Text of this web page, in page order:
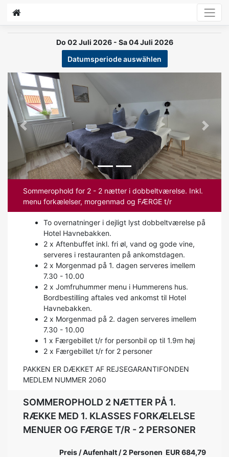
Do 02 Juli 2026 - Sa 04 Juli 2026
Datumsperiode auswählen
Previous Next
Sommerophold for 2 - 2 nætter i dobbeltværelse. Inkl.
menu forkælelser, morgenmad og FÆRGE t/r
To overnatninger i dejligt lyst dobbeltværelse på
Hotel Havnebakken.
2 x Aftenbuffet inkl. fri øl, vand og gode vine,
serveres i restauranten på ankomstdagen.
2 x Morgenmad på 1. dagen serveres imellem
7.30 - 10.00
2 x Jomfruhummer menu i Hummerens hus.
Bordbestilling aftales ved ankomst til Hotel
Havnebakken.
2 x Morgenmad på 2. dagen serveres imellem
7.30 - 10.00
1 x Færgebillet t/r for personbil op til 1.9m høj
2 x Færgebillet t/r for 2 personer
PAKKEN ER DÆKKET AF REJSEGARANTIFONDEN
MEDLEM NUMMER 2060
SOMMEROPHOLD 2 NÆTTER PÅ 1.
RÆKKE MED 1. KLASSES FORKÆLELSE
MENUER OG FÆRGE T/R - 2 PERSONER
Preis / Aufenhalt / 2 Personen EUR 684,79